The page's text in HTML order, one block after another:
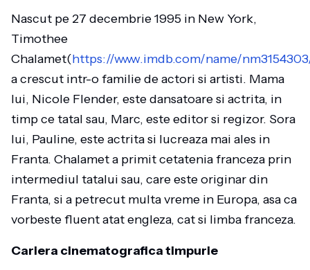
Nascut pe 27 decembrie 1995 in New York,
Timothee
Chalamet(https://www.imdb.com/name/
a crescut intr-o familie de actori si artisti. Mama
lui, Nicole Flender, este dansatoare si actrita, in
timp ce tatal sau, Marc, este editor si regizor. Sora
lui, Pauline, este actrita si lucreaza mai ales in
Franta. Chalamet a primit cetatenia franceza prin
intermediul tatalui sau, care este originar din
Franta, si a petrecut multa vreme in Europa, asa ca
vorbeste fluent atat engleza, cat si limba franceza.
Cariera cinematografica timpurie